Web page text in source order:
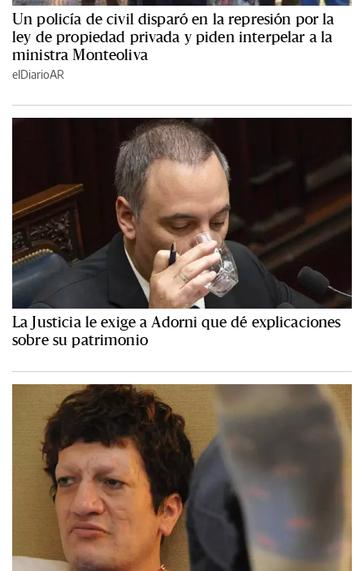
Un policía de civil disparó en la represión por la
ley de propiedad privada y piden interpelar a la
ministra Monteoliva
elDiarioAR
La Justicia le exige a Adorni que dé explicaciones
sobre su patrimonio